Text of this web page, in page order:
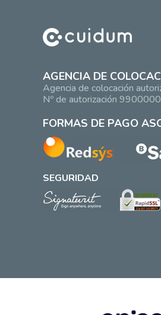
AGENCIA DE
Agencia de colocación
Nº de autorización
FORMAS DE PAGO
SEGURIDAD